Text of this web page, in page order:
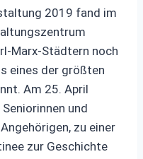
2019 fand im
Marx-Städtern noch
eines der größten
Am 25. April
und
zu einer
zur Geschichte